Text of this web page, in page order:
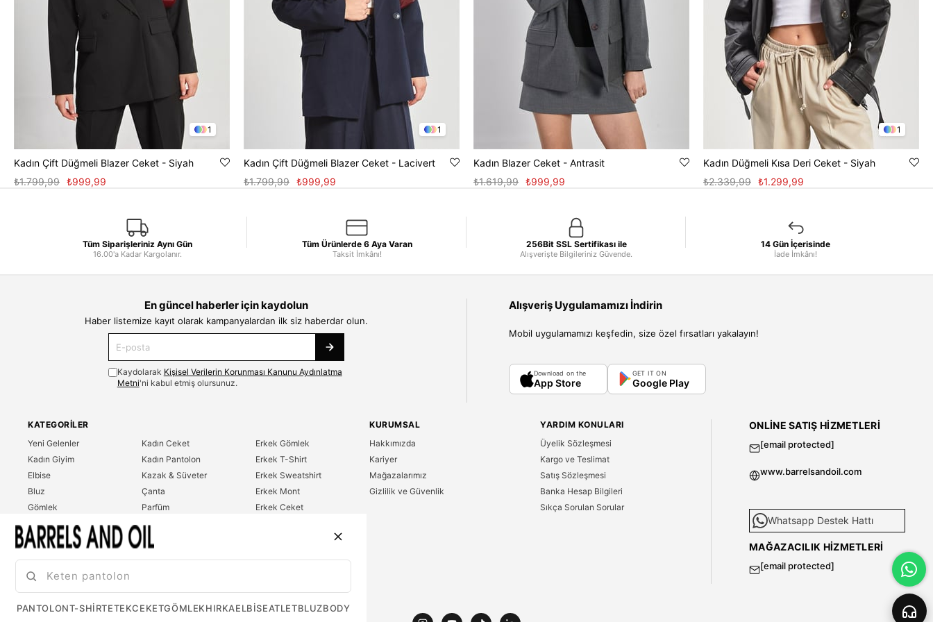
1
Kadın Çift Düğmeli Blazer Ceket - Siyah
₺999,99
₺1.799,99
1
Kadın Çift Düğmeli Blazer Ceket - Lacivert
₺999,99
₺1.799,99
Kadın Blazer Ceket - Antrasit
₺999,99
₺1.619,99
1
Kadın Düğmeli Kısa Deri Ceket - Siyah
₺1.299,99
₺2.339,99
Tüm Siparişleriniz Aynı Gün
16.00'a Kadar Kargolanır.
Tüm Ürünlerde 6 Aya Varan
Taksit İmkânı!
256Bit SSL Sertifikası ile
Alışverişte Bilgileriniz Güvende.
14 Gün İçerisinde
İade İmkânı!
En güncel haberler için kaydolun
Haber listemize kayıt olarak kampanyalardan ilk siz haberdar olun.
Kaydolarak Kişisel Verilerin Korunması Kanunu Aydınlatma
Metni'ni kabul etmiş olursunuz.
Alışveriş Uygulamamızı İndirin
Mobil uygulamamızı keşfedin, size özel fırsatları yakalayın!
Download on the
App Store
GET IT ON
Google Play
KATEGORILER
Yeni Gelenler
Kadın Giyim
Elbise
Bluz
Gömlek
T-Shirt
Sweatshirt
Kadın Ceket
Kadın Pantolon
Kazak & Süveter
Çanta
Parfüm
Erkek Giyim
Erkek Gömlek
Erkek T-Shirt
Erkek Sweatshirt
Erkek Mont
Erkek Ceket
KURUMSAL
Hakkımızda
Kariyer
Mağazalarımız
Gizlilik ve Güvenlik
YARDIM KONULARI
Üyelik Sözleşmesi
Kargo ve Teslimat
Satış Sözleşmesi
Banka Hesap Bilgileri
Sıkça Sorulan Sorular
ONLINE SATIŞ HIZMETLERI
[email protected]
www.barrelsandoil.com
Whatsapp Destek Hattı
MAĞAZACILIK HIZMETLERI
[email protected]
PANTOLONT-SHIRTETEKCEKETGÖMLEKHIRKAELBISEATLETBLUZBODY